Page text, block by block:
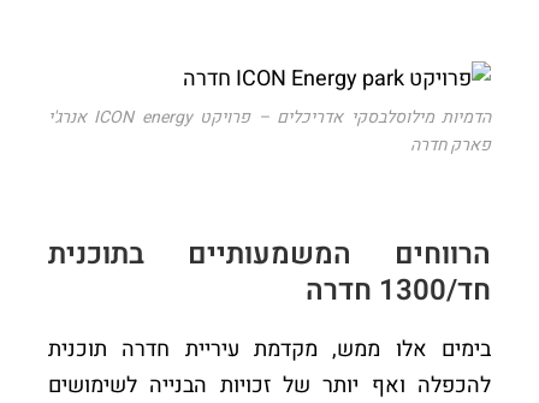
הדמיות מילוסלבסקי אדריכלים – פרויקט ICON energy אנרג'י
פארק חדרה
הרווחים המשמעותיים בתוכנית
חד/1300 חדרה
בימים אלו ממש, מקדמת עיריית חדרה תוכנית
להכפלה ואף יותר של זכויות הבנייה לשימושים